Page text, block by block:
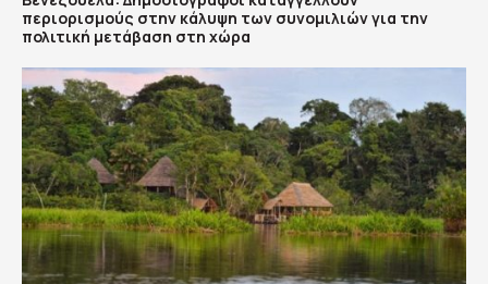
περιορισμούς στην κάλυψη των συνομιλιών για την
πολιτική μετάβαση στη χώρα